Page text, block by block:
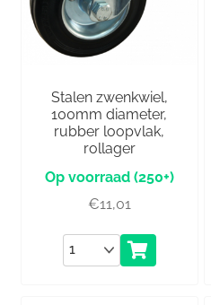
Stalen zwenkwiel,
100mm diameter,
rubber loopvlak,
rollager
(250+)
€11,01
Aantal